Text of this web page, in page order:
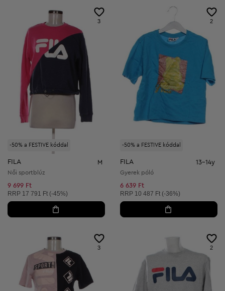
-50% a FESTIVE kóddal
3
FILA M
Női sportblúz
9 699 Ft
Ajánlott ár:
RRP 17 791 Ft (-45%)
-50% a FESTIVE kóddal
2
FILA 13-14y
Gyerek póló
6 639 Ft
Ajánlott ár:
RRP 10 487 Ft (-36%)
3 2